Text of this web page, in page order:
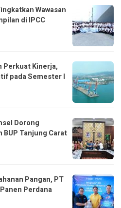
Wawasan
di IPCC
Perkuat Kinerja,
pada Semester I
Dorong
Tanjung Carat
Pangan, PT
Perdana